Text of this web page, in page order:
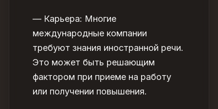
— Карьера: Многие
международные компании
требуют знания иностранной речи.
Это может быть решающим
фактором при приеме на работу
или получении повышения.